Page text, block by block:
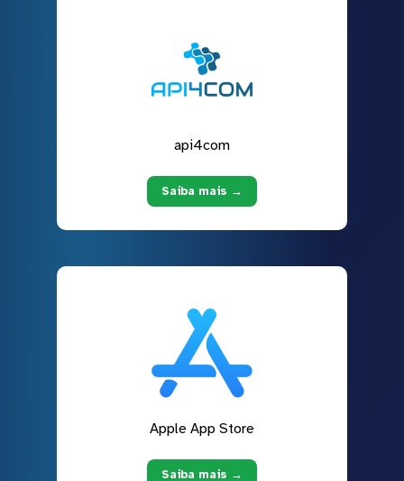
api4com
Saiba mais →
Apple App Store
Saiba mais →